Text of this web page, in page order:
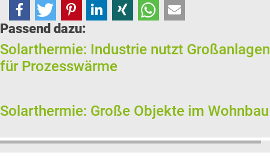
Passend dazu:
Solarthermie: Industrie nutzt Großanlagen
für Prozesswärme
Solarthermie: Große Objekte im Wohnbau